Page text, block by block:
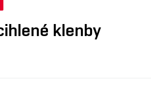
klenby